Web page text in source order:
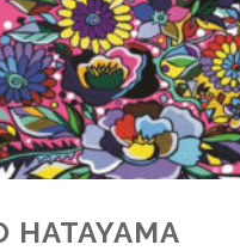
HATAYAMA